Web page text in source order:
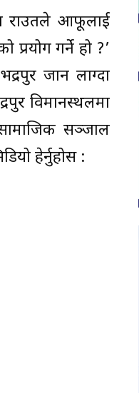
राउतले आफूलाई
प्रयोग गर्ने हो ?’
जान लाग्दा
विमानस्थलमा
सञ्जाल
हेर्नुहोस :